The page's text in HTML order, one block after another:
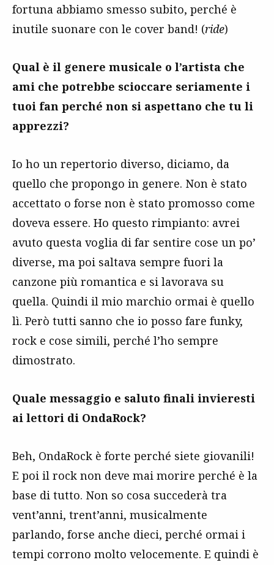
fortuna abbiamo smesso subito, perché è
inutile suonare con le cover band! (ride)
Qual è il genere musicale o l’artista che
ami che potrebbe scioccare seriamente i
tuoi fan perché non si aspettano che tu li
apprezzi?
Io ho un repertorio diverso, diciamo, da
quello che propongo in genere. Non è stato
accettato o forse non è stato promosso come
doveva essere. Ho questo rimpianto: avrei
avuto questa voglia di far sentire cose un po’
diverse, ma poi saltava sempre fuori la
canzone più romantica e si lavorava su
quella. Quindi il mio marchio ormai è quello
lì. Però tutti sanno che io posso fare funky,
rock e cose simili, perché l’ho sempre
dimostrato.
Quale messaggio e saluto finali invieresti
ai lettori di OndaRock?
Beh, OndaRock è forte perché siete giovanili!
E poi il rock non deve mai morire perché è la
base di tutto. Non so cosa succederà tra
vent’anni, trent’anni, musicalmente
parlando, forse anche dieci, perché ormai i
tempi corrono molto velocemente. E quindi è